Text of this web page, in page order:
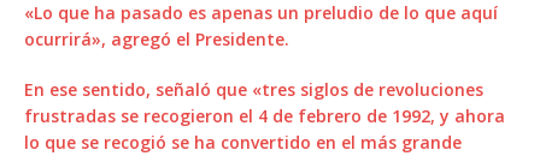
«Lo que ha pasado es apenas un preludio de lo que aquí
ocurrirá», agregó el Presidente.
En ese sentido, señaló que «tres siglos de revoluciones
frustradas se recogieron el 4 de febrero de 1992, y ahora
lo que se recogió se ha convertido en el más grande